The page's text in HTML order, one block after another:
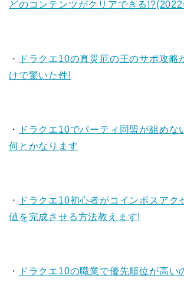
どのコンテンツがクリアできる
・
ドラクエ10の真災厄の王のサポ攻略
けで驚いた件!
・
ドラクエ10でパーティ同盟が組めな
何とかなります
・
ドラクエ10初心者がコインボスアク
値を完成させる方法教えます!
・
ドラクエ10の職業で優先順位が高い